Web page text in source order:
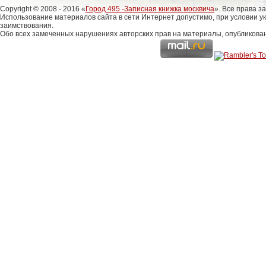
Copyright © 2008 - 2016 « Город 495 -Записная книжка москвича». Все права
Использование материалов сайта в сети Интернет допустимо, при условии
заимствования.
Обо всех замеченных нарушениях авторских прав на материалы,